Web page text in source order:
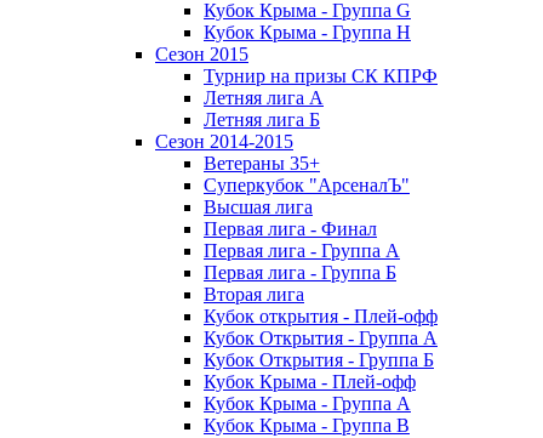
Кубок Крыма - Группа G
Кубок Крыма - Группа H
Сезон 2015
Турнир на призы СК КПРФ
Летняя лига А
Летняя лига Б
Сезон 2014-2015
Ветераны 35+
Суперкубок "АрсеналЪ"
Высшая лига
Первая лига - Финал
Первая лига - Группа А
Первая лига - Группа Б
Вторая лига
Кубок открытия - Плей-офф
Кубок Открытия - Группа А
Кубок Открытия - Группа Б
Кубок Крыма - Плей-офф
Кубок Крыма - Группа A
Кубок Крыма - Группа B